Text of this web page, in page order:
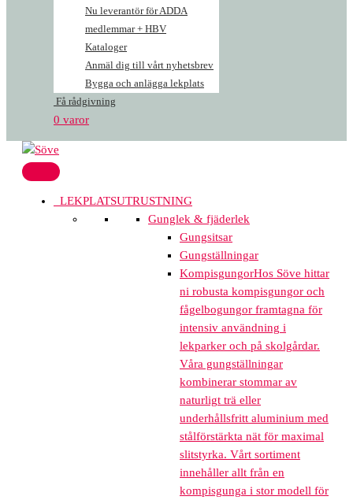
Nu leverantör för ADDA
medlemmar + HBV
Kataloger
Anmäl dig till vårt nyhetsbrev
Bygga och anlägga lekplats
Få rådgivning
0 varor
LEKPLATSUTRUSTNING
Gunglek & fjäderlek
Gungsitsar
Gungställningar
KompisgungorHos Söve hittar
ni robusta kompisgungor och
fågelbogungor framtagna för
intensiv användning i
lekparker och på skolgårdar.
Våra gungställningar
kombinerar stommar av
naturligt trä eller
underhållsfritt aluminium med
stålförstärkta nät för maximal
slitstyrka. Vårt sortiment
innehåller allt från en
kompisgunga i stor modell för